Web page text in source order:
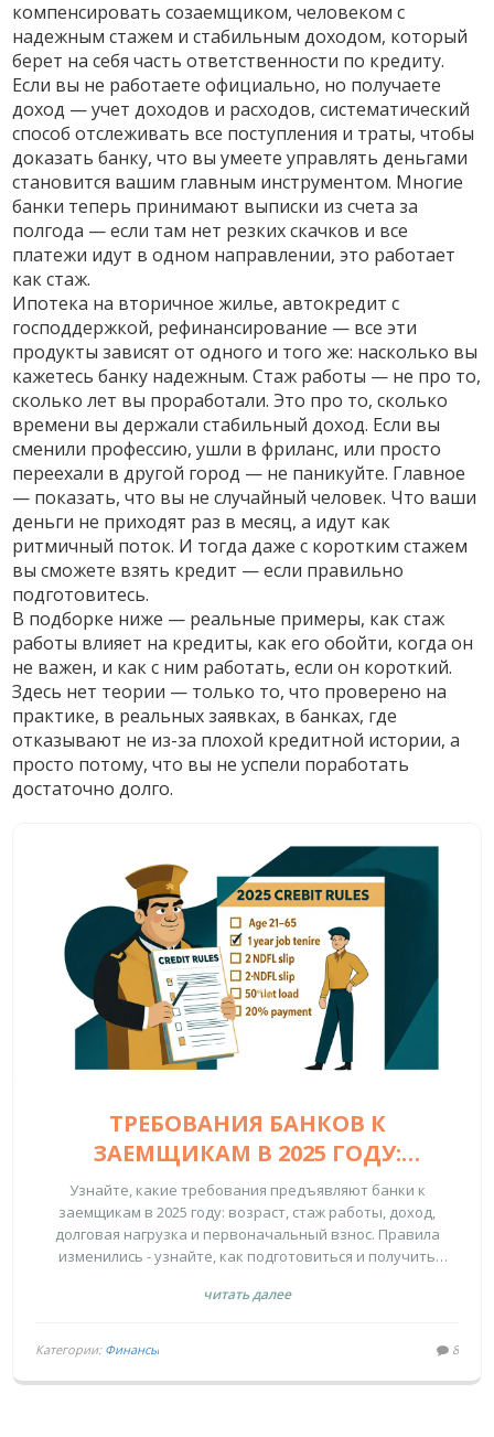
компенсироватьсозаемщиком,человеком с
надежным стажем и стабильным доходом, который
берет на себя часть ответственности по кредиту.
Если вы не работаете официально, но получаете
доход —учет доходов и расходов,систематический
способ отслеживать все поступления и траты, чтобы
доказать банку, что вы умеете управлять деньгами
становится вашим главным инструментом. Многие
банки теперь принимают выписки из счета за
полгода — если там нет резких скачков и все
платежи идут в одном направлении, это работает
как стаж.
Ипотека на вторичное жилье, автокредит с
господдержкой, рефинансирование — все эти
продукты зависят от одного и того же: насколько вы
кажетесь банку надежным. Стаж работы — не про то,
сколько лет вы проработали. Это про то, сколько
времени вы держали стабильный доход. Если вы
сменили профессию, ушли в фриланс, или просто
переехали в другой город — не паникуйте. Главное
— показать, что вы не случайный человек. Что ваши
деньги не приходят раз в месяц, а идут как
ритмичный поток. И тогда даже с коротким стажем
вы сможете взять кредит — если правильно
подготовитесь.
В подборке ниже — реальные примеры, как стаж
работы влияет на кредиты, как его обойти, когда он
не важен, и как с ним работать, если он короткий.
Здесь нет теории — только то, что проверено на
практике, в реальных заявках, в банках, где
отказывают не из-за плохой кредитной истории, а
просто потому, что вы не успели поработать
достаточно долго.
ТРЕБОВАНИЯ БАНКОВ К
ЗАЕМЩИКАМ В 2025 ГОДУ:
ВОЗРАСТ, СТАЖ, ДОХОД И
ДОЛГОВАЯ НАГРУЗКА
Узнайте, какие требования предъявляют банки к
заемщикам в 2025 году: возраст, стаж работы, доход,
долговая нагрузка и первоначальный взнос. Правила
изменились - узнайте, как подготовиться и получить
читать далее
Категории: Финансы 8